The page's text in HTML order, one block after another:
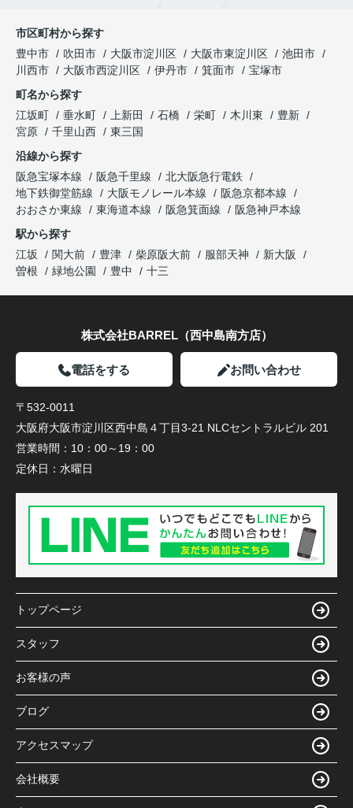
市区町村から探す
豊中市
吹田市 大阪市淀川区 大阪市東淀川区
池田市
川西市
大阪市西淀川区 伊丹市 箕面市
宝塚市
町名から探す
江坂町
垂水町 上新田 石橋 栄町 木川東
豊新
宮原
千里山西
東三国
沿線から探す
阪急宝塚本線
阪急千里線
北大阪急行電鉄
地下鉄御堂筋線
大阪モノレール本線
阪急京都本線
おおさか東線
東海道本線 阪急箕面線
阪急神戸本線
駅から探す
江坂
関大前 豊津 柴原阪大前 服部天神
新大阪
曽根
緑地公園 豊中 十三
株式会社BARREL（西中島南方店）
電話をする お問い合わせ
〒532-0011
大阪府大阪市淀川区西中島４丁目3-21 NLCセントラルビル 201
営業時間： 10：00～19：00
定休日： 水曜日
トップページ
スタッフ
お客様の声
ブログ
アクセスマップ
会社概要